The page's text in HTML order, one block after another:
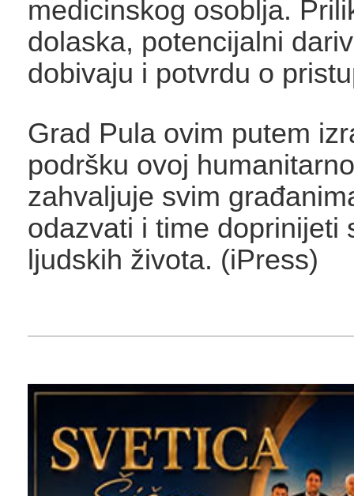
medicinskog osoblja.
dolaska, potencijalni
dobivaju i potvrdu o
Grad Pula ovim putem
podršku ovoj
zahvaljuje svim
odazvati i time doprinijeti
ljudskih života. (iPress)